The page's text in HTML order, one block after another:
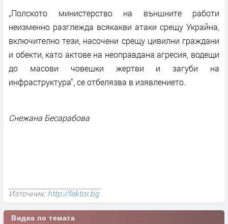
„Полското министерство на външните работи
неизменно разглежда всякакви атаки срещу Украйна,
включително тези, насочени срещу цивилни граждани
и обекти, като актове на неоправдана агресия, водещи
до масови човешки жертви и загуби на
инфраструктура“, се отбелязва в изявлението.
Снежана Бесарабова
Източник:http://faktor.bg
Видеа по темата